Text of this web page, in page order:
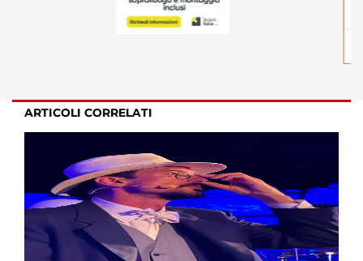
ARTICOLI CORRELATI